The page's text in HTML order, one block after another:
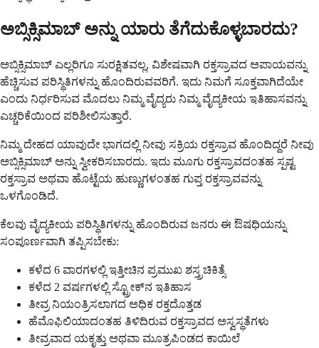
ಅಬ್ಸಿಕ್ಸಿಮಾಬ್ ಅನ್ನು ಯಾರು ತೆಗೆದುಕೊಳ್ಳಬಾರದು?
ಅಬ್ಸಿಕ್ಸಿಮಾಬ್ ಎಲ್ಲರಿಗೂ ಸುರಕ್ಷಿತವಲ್ಲ, ವಿಶೇಷವಾಗಿ ರಕ್ತಸ್ರಾವದ ಅಪಾಯವನ್ನು
ಹೆಚ್ಚಿಸುವ ಪರಿಸ್ಥಿತಿಗಳನ್ನು ಹೊಂದಿರುವವರಿಗೆ. ಇದು ನಿಮಗೆ ಸೂಕ್ತವಾಗಿದೆಯೇ
ಎಂದು ನಿರ್ಧರಿಸುವ ಮೊದಲು ನಿಮ್ಮ ವೈದ್ಯರು ನಿಮ್ಮ ವೈದ್ಯಕೀಯ ಇತಿಹಾಸವನ್ನು
ಎಚ್ಚರಿಕೆಯಿಂದ ಪರಿಶೀಲಿಸುತ್ತಾರೆ.
ನಿಮ್ಮ ದೇಹದ ಯಾವುದೇ ಭಾಗದಲ್ಲಿ ನೀವು ಸಕ್ರಿಯ ರಕ್ತಸ್ರಾವ ಹೊಂದಿದ್ದರೆ ನೀವು
ಅಬ್ಸಿಕ್ಸಿಮಾಬ್ ಅನ್ನು ಸ್ವೀಕರಿಸಬಾರದು. ಇದು ಮೂಗು ರಕ್ತಸ್ರಾವದಂತಹ ಸ್ಪಷ್ಟ
ರಕ್ತಸ್ರಾವ ಅಥವಾ ಹೊಟ್ಟೆಯ ಹುಣ್ಣುಗಳಂತಹ ಗುಪ್ತ ರಕ್ತಸ್ರಾವವನ್ನು
ಒಳಗೊಂಡಿದೆ.
ಕೆಲವು ವೈದ್ಯಕೀಯ ಪರಿಸ್ಥಿತಿಗಳನ್ನು ಹೊಂದಿರುವ ಜನರು ಈ ಔಷಧಿಯನ್ನು
ಸಂಪೂರ್ಣವಾಗಿ ತಪ್ಪಿಸಬೇಕು:
ಕಳೆದ 6 ವಾರಗಳಲ್ಲಿ ಇತ್ತೀಚಿನ ಪ್ರಮುಖ ಶಸ್ತ್ರಚಿಕಿತ್ಸೆ
ಕಳೆದ 2 ವರ್ಷಗಳಲ್ಲಿ ಸ್ಟ್ರೋಕ್‌ನ ಇತಿಹಾಸ
ತೀವ್ರ ನಿಯಂತ್ರಿಸಲಾಗದ ಅಧಿಕ ರಕ್ತದೊತ್ತಡ
ಹೆಮೊಫಿಲಿಯಾದಂತಹ ತಿಳಿದಿರುವ ರಕ್ತಸ್ರಾವದ ಅಸ್ವಸ್ಥತೆಗಳು
ತೀವ್ರವಾದ ಯಕೃತ್ತು ಅಥವಾ ಮೂತ್ರಪಿಂಡದ ಕಾಯಿಲೆ